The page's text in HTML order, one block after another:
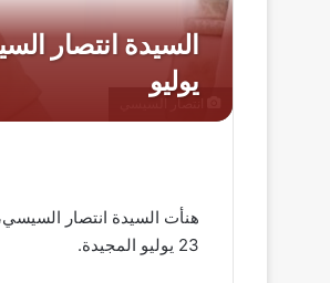
انتصار السيسي
هنأت السيدة انتصار
23 يوليو المجيدة.